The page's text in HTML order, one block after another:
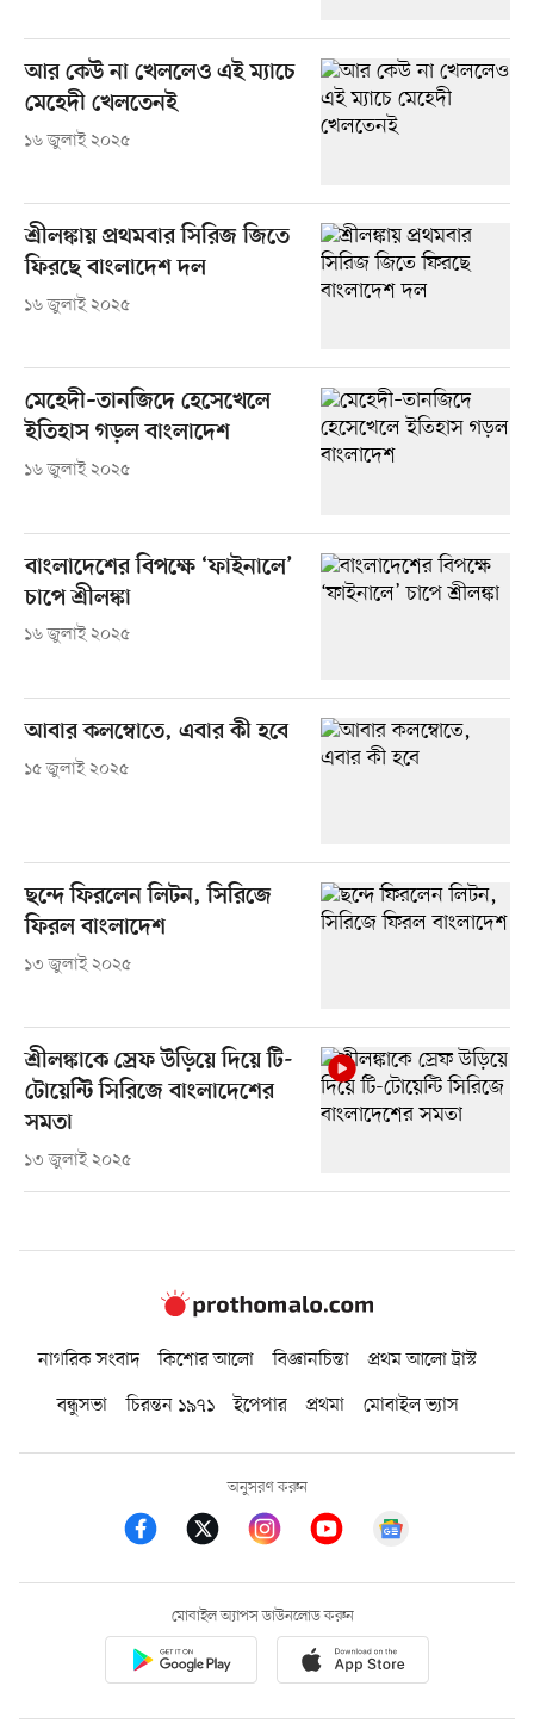
আর কেউ না খেললেও এই ম্যাচে
মেহেদী খেলতেনই
১৬ জুলাই ২০২৫
শ্রীলঙ্কায় প্রথমবার সিরিজ জিতে
ফিরছে বাংলাদেশ দল
১৬ জুলাই ২০২৫
মেহেদী–তানজিদে হেসেখেলে
ইতিহাস গড়ল বাংলাদেশ
১৬ জুলাই ২০২৫
বাংলাদেশের বিপক্ষে ‘ফাইনালে’
চাপে শ্রীলঙ্কা
১৬ জুলাই ২০২৫
আবার কলম্বোতে, এবার কী হবে
১৫ জুলাই ২০২৫
ছন্দে ফিরলেন লিটন, সিরিজে
ফিরল বাংলাদেশ
১৩ জুলাই ২০২৫
শ্রীলঙ্কাকে স্রেফ উড়িয়ে দিয়ে টি-
টোয়েন্টি সিরিজে বাংলাদেশের
সমতা
১৩ জুলাই ২০২৫
নাগরিক সংবাদ কিশোর আলো বিজ্ঞানচিন্তা
প্রথম আলো ট্রাস্ট
বন্ধুসভা
চিরন্তন ১৯৭১ ইপেপার প্রথমা মোবাইল ভ্যাস
অনুসরণ করুন
মোবাইল অ্যাপস ডাউনলোড করুন